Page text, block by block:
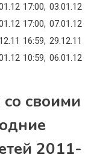
17:00, 03.01.12
17:00, 07.01.12
16:59, 29.12.11
10:59, 06.01.12
своими
2011-